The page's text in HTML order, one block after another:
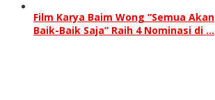
Film Karya Baim Wong “Semua Akan
Baik-Baik Saja” Raih 4 Nominasi di …